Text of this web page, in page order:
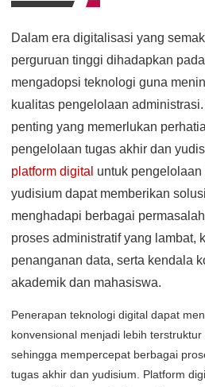
Dalam era digitalisasi yang
perguruan tinggi dihadapkan
mengadopsi teknologi guna
kualitas pengelolaan
penting yang memerlukan
pengelolaan tugas akhir dan
platform digital untuk
yudisium dapat memberikan
menghadapi berbagai
proses administratif yang lambat,
penanganan data, serta kendala
akademik dan mahasiswa.
Penerapan teknologi digital dapat
konvensional menjadi lebih
sehingga mempercepat berbagai
tugas akhir dan yudisium. Platform